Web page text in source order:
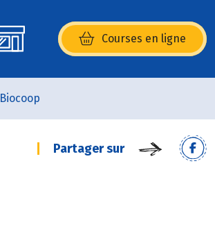
Courses en ligne
(s’ouvre dans une nouvelle
Biocoop
Partager sur